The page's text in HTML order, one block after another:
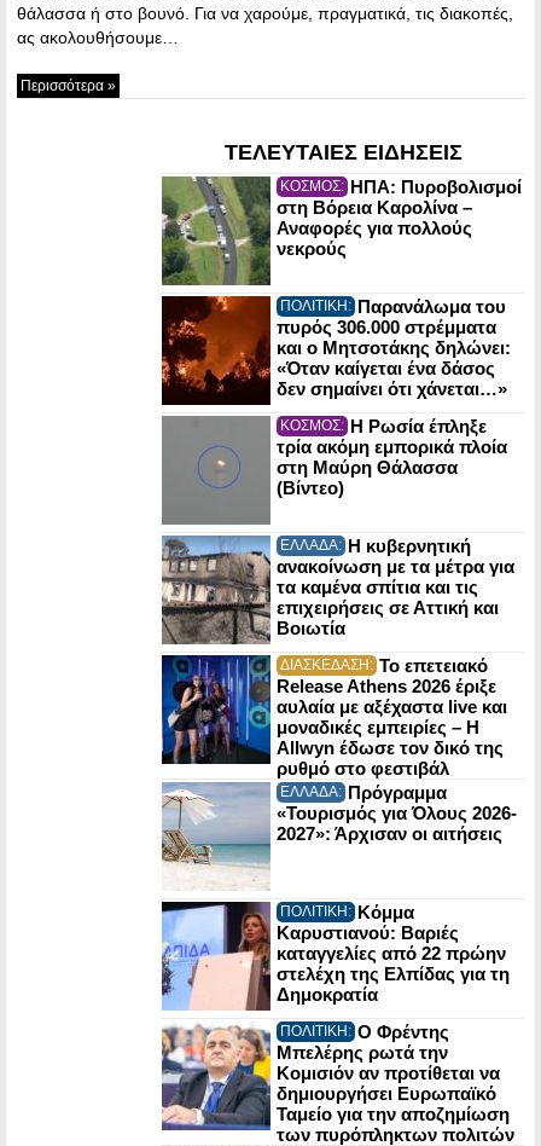
θάλασσα ή στο βουνό. Για να χαρούμε, πραγματικά, τις διακοπές,
ας ακολουθήσουμε…
Περισσότερα »
ΤΕΛΕΥΤΑΙΕΣ ΕΙΔΗΣΕΙΣ
ΚΟΣΜΟΣ: ΗΠΑ: Πυροβολισμοί
στη Βόρεια Καρολίνα –
Αναφορές για πολλούς
νεκρούς
ΠΟΛΙΤΙΚΗ: Παρανάλωμα του
πυρός 306.000 στρέμματα
και ο Μητσοτάκης δηλώνει:
«Όταν καίγεται ένα δάσος
δεν σημαίνει ότι χάνεται…»
ΚΟΣΜΟΣ: Η Ρωσία έπληξε
τρία ακόμη εμπορικά πλοία
στη Μαύρη Θάλασσα
(Βίντεο)
ΕΛΛΑΔΑ: Η κυβερνητική
ανακοίνωση με τα μέτρα για
τα καμένα σπίτια και τις
επιχειρήσεις σε Αττική και
Βοιωτία
ΔΙΑΣΚΕΔΑΣΗ: Το επετειακό
Release Athens 2026 έριξε
αυλαία με αξέχαστα live και
μοναδικές εμπειρίες – Η
Allwyn έδωσε τον δικό της
ρυθμό στο φεστιβάλ
ΕΛΛΑΔΑ: Πρόγραμμα
«Τουρισμός για Όλους 2026-
2027»: Άρχισαν οι αιτήσεις
ΠΟΛΙΤΙΚΗ: Κόμμα
Καρυστιανού: Βαριές
καταγγελίες από 22 πρώην
στελέχη της Ελπίδας για τη
Δημοκρατία
ΠΟΛΙΤΙΚΗ: Ο Φρέντης
Μπελέρης ρωτά την
Κομισιόν αν προτίθεται να
δημιουργήσει Ευρωπαϊκό
Ταμείο για την αποζημίωση
των πυρόπληκτων πολιτών